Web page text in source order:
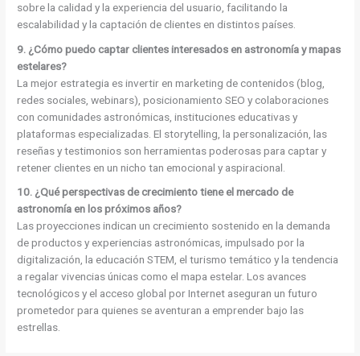
sobre la calidad y la experiencia del usuario, facilitando la
escalabilidad y la captación de clientes en distintos países.
9. ¿Cómo puedo captar clientes interesados en astronomía y mapas
estelares?
La mejor estrategia es invertir en marketing de contenidos (blog,
redes sociales, webinars), posicionamiento SEO y colaboraciones
con comunidades astronómicas, instituciones educativas y
plataformas especializadas. El storytelling, la personalización, las
reseñas y testimonios son herramientas poderosas para captar y
retener clientes en un nicho tan emocional y aspiracional.
10. ¿Qué perspectivas de crecimiento tiene el mercado de
astronomía en los próximos años?
Las proyecciones indican un crecimiento sostenido en la demanda
de productos y experiencias astronómicas, impulsado por la
digitalización, la educación STEM, el turismo temático y la tendencia
a regalar vivencias únicas como el mapa estelar. Los avances
tecnológicos y el acceso global por Internet aseguran un futuro
prometedor para quienes se aventuran a emprender bajo las
estrellas.